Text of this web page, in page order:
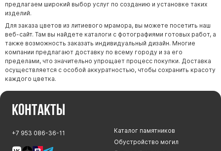
предлагаем широкий выбор услуг по созданию и установке таких
изделий.
Для заказа цветов из литиевого мрамора, вы можете посетить наш
веб-сайт. Там вы найдете каталоги с фотографиями готовых работ, а
также возможность заказать индивидуальный дизайн. Многие
компании предлагают доставку по всему городу и за его
пределами, что значительно упрощает процесс покупки. Доставка
осуществляется с особой аккуратностью, чтобы сохранить красоту
каждого цветка.
Контакты
+7 953 086-36-11
Каталог памятников
Обустройство могил